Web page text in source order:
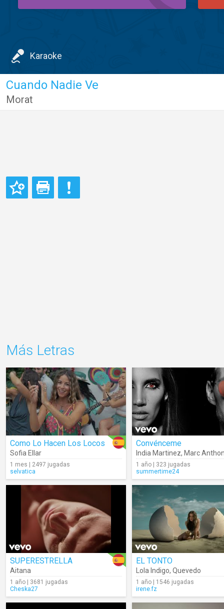
Karaoke
Cuando Nadie Ve
Morat
Más Letras
Como Lo Hacen Los Locos
Sofia Ellar
1 mes | 2497 jugadas
selvatica
Convénceme
India Martinez, Marc
1 año | 323 jugadas
summertime24
SUPERESTRELLA
Aitana
1 año | 3681 jugadas
Cheska27
EL TONTO
Lola Indigo, Quevedo
1 año | 1546 jugadas
irene.fz